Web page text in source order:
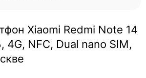
Xiaomi Redmi Note 14
4G, NFC, Dual nano SIM,